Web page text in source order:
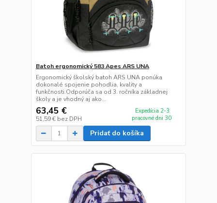
Batoh ergonomický 583 Apes ARS UNA
Ergonomický školský batoh ARS UNA ponúka
dokonalé spojenie pohodlia, kvality a
funkčnosti.Odporúča sa od 3. ročníka základnej
školy a je vhodný aj ako...
63,45 €
51,59 € bez DPH
Expedícia 2-3
pracovné dni 30
Pridať do košíka